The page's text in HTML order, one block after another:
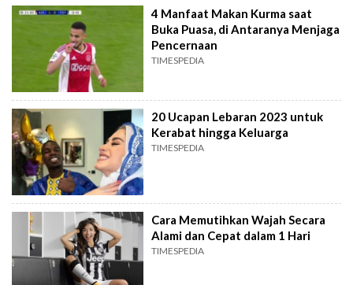
4 Manfaat Makan Kurma saat
Buka Puasa, di Antaranya Menjaga
Pencernaan
TIMESPEDIA
20 Ucapan Lebaran 2023 untuk
Kerabat hingga Keluarga
TIMESPEDIA
Cara Memutihkan Wajah Secara
Alami dan Cepat dalam 1 Hari
TIMESPEDIA